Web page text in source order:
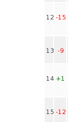
12 -15
13 -9
14 +1
15 -12